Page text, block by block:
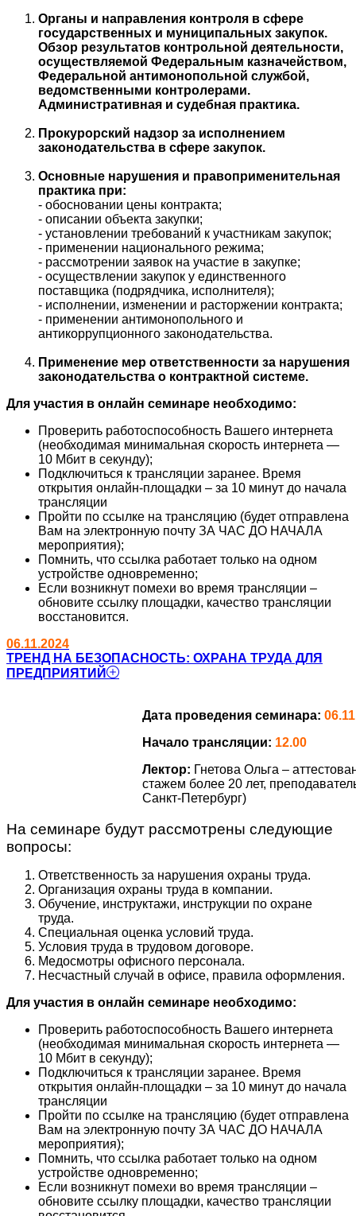
Органы и направления контроля в сфере
государственных и муниципальных закупок.
Обзор результатов контрольной деятельности,
осуществляемой Федеральным казначейством,
Федеральной антимонопольной службой,
ведомственными контролерами.
Административная и судебная практика.
Прокурорский надзор за исполнением
законодательства в сфере закупок.
Основные нарушения и правоприменительная
практика при:
- обосновании цены контракта;
- описании объекта закупки;
- установлении требований к участникам закупок;
- применении национального режима;
- рассмотрении заявок на участие в закупке;
- осуществлении закупок у единственного
поставщика (подрядчика, исполнителя);
- исполнении, изменении и расторжении контракта;
- применении антимонопольного и
антикоррупционного законодательства.
Применение мер ответственности за нарушения
законодательства о контрактной системе.
Для участия в онлайн семинаре необходимо:
Проверить работоспособность Вашего интернета
(необходимая минимальная скорость интернета —
10 Мбит в секунду);
Подключиться к трансляции заранее. Время
открытия онлайн-площадки – за 10 минут до начала
трансляции
Пройти по ссылке на трансляцию (будет отправлена
Вам на электронную почту ЗА ЧАС ДО НАЧАЛА
мероприятия);
Помнить, что ссылка работает только на одном
устройстве одновременно;
Если возникнут помехи во время трансляции –
обновите ссылку площадки, качество трансляции
восстановится.
06.11.2024
ТРЕНД НА БЕЗОПАСНОСТЬ: ОХРАНА ТРУДА ДЛЯ
ПРЕДПРИЯТИЙ
Дата проведения семинара:
Начало трансляции: 12.00
Лектор: Гнетова Ольга –
стажем более 20 лет,
Санкт-Петербург)
На семинаре будут рассмотрены следующие
вопросы:
Ответственность за нарушения охраны труда.
Организация охраны труда в компании.
Обучение, инструктажи, инструкции по охране
труда.
Специальная оценка условий труда.
Условия труда в трудовом договоре.
Медосмотры офисного персонала.
Несчастный случай в офисе, правила оформления.
Для участия в онлайн семинаре необходимо:
Проверить работоспособность Вашего интернета
(необходимая минимальная скорость интернета —
10 Мбит в секунду);
Подключиться к трансляции заранее. Время
открытия онлайн-площадки – за 10 минут до начала
трансляции
Пройти по ссылке на трансляцию (будет отправлена
Вам на электронную почту ЗА ЧАС ДО НАЧАЛА
мероприятия);
Помнить, что ссылка работает только на одном
устройстве одновременно;
Если возникнут помехи во время трансляции –
обновите ссылку площадки, качество трансляции